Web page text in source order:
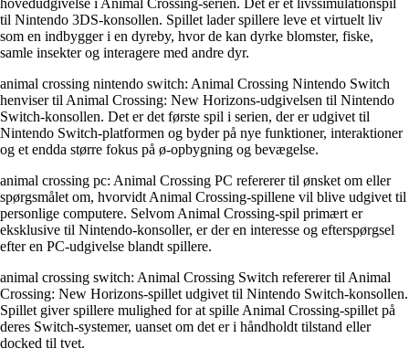
til Nintendo 3DS-konsollen. Spillet lader spillere leve et virtuelt liv
som en indbygger i en dyreby, hvor de kan dyrke blomster, fiske,
samle insekter og interagere med andre dyr.
animal crossing nintendo switch: Animal Crossing Nintendo Switch
henviser til Animal Crossing: New Horizons-udgivelsen til Nintendo
Switch-konsollen. Det er det første spil i serien, der er udgivet til
Nintendo Switch-platformen og byder på nye funktioner, interaktioner
og et endda større fokus på ø-opbygning og bevægelse.
animal crossing pc: Animal Crossing PC refererer til ønsket om eller
spørgsmålet om, hvorvidt Animal Crossing-spillene vil blive udgivet til
personlige computere. Selvom Animal Crossing-spil primært er
eksklusive til Nintendo-konsoller, er der en interesse og efterspørgsel
efter en PC-udgivelse blandt spillere.
animal crossing switch: Animal Crossing Switch refererer til Animal
Crossing: New Horizons-spillet udgivet til Nintendo Switch-konsollen.
Spillet giver spillere mulighed for at spille Animal Crossing-spillet på
deres Switch-systemer, uanset om det er i håndholdt tilstand eller
docked til tvet.